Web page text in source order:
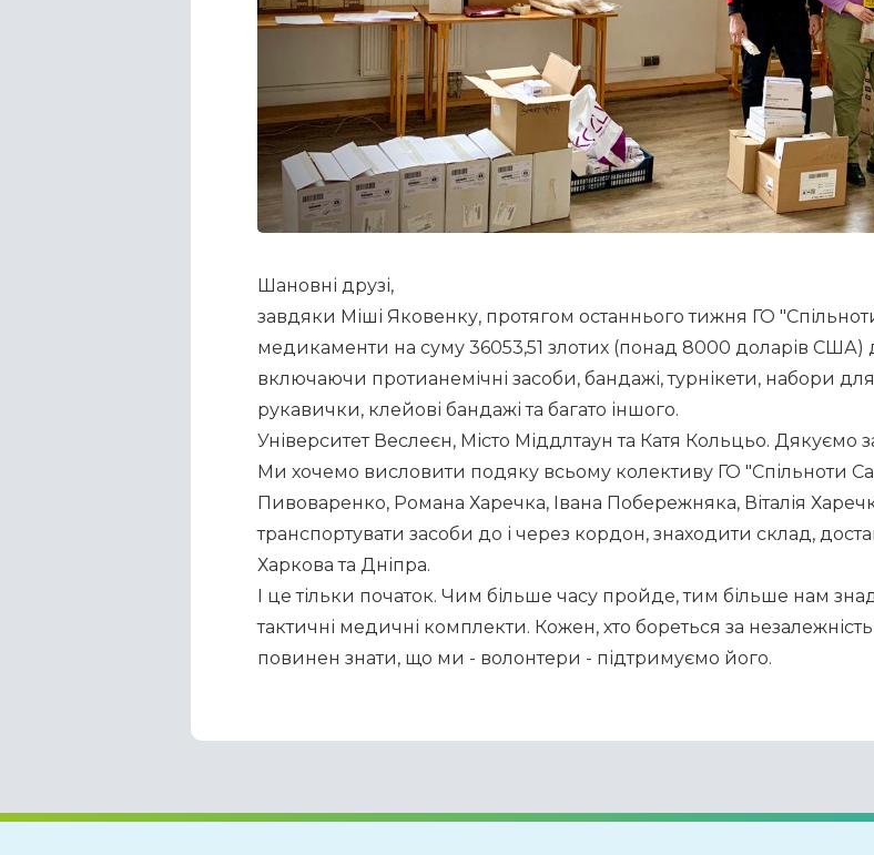
Шановні друзі,
завдяки Міші Яковенку, протягом останнього тижня ГО
медикаменти на суму 36053,51 злотих (понад 8000 доларів США)
включаючи протианемічні засоби, бандажі, турнікети, набори
рукавички, клейові бандажі та багато іншого.
Університет Веслеєн, Місто Міддлтаун та Катя Кольцьо. Дякуємо
Ми хочемо висловити подяку всьому колективу ГО "Спільноти
Пивоваренко, Романа Харечка, Івана Побережняка, Віталія
транспортувати засоби до і через кордон, знаходити склад,
Харкова та Дніпра.
І це тільки початок. Чим більше часу пройде, тим більше нам
тактичні медичні комплекти. Кожен, хто бореться за незалежність
повинен знати, що ми - волонтери - підтримуємо його.